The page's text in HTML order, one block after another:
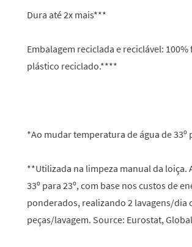
Dura até 2x mais***
Embalagem reciclada e reciclável: 100%
plástico reciclado.****
*Ao mudar temperatura de água de 33º
**Utilizada na limpeza manual da loiça.
33º para 23º, com base nos custos de
ponderados, realizando 2 lavagens/dia
peças/lavagem. Source: Eurostat,